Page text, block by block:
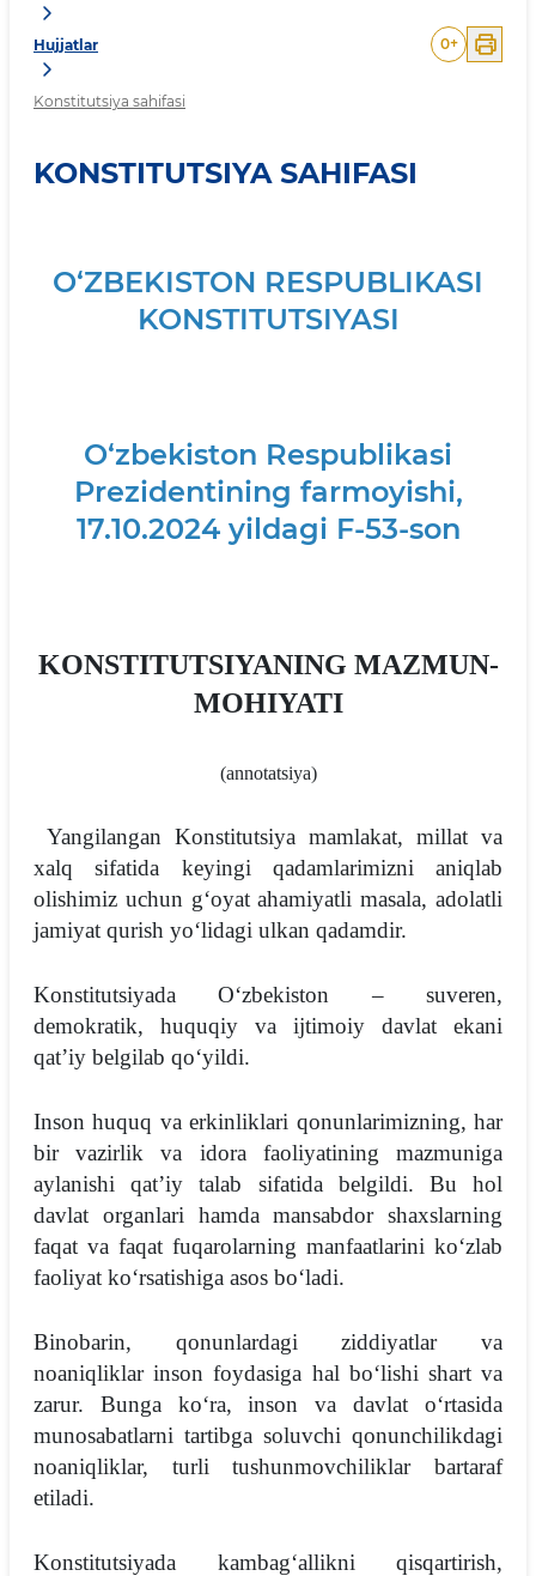
Hujjatlar
Konstitutsiya sahifasi
0+
KONSTITUTSIYA SAHIFASI
O‘ZBEKISTON RESPUBLIKASI
KONSTITUTSIYASI
O‘zbekiston Respublikasi
Prezidentining farmoyishi,
17.10.2024 yildagi F-53-son
KONSTITUTSIYANING MAZMUN-
MOHIYATI
(annotatsiya)
Yangilangan Konstitutsiya mamlakat, millat va
xalq sifatida keyingi qadamlarimizni aniqlab
olishimiz uchun gʻoyat ahamiyatli masala, adolatli
jamiyat qurish yoʻlidagi ulkan qadamdir.
Konstitutsiyada Oʻzbekiston – suveren,
demokratik, huquqiy va ijtimoiy davlat ekani
qatʼiy belgilab qoʻyildi.
Inson huquq va erkinliklari qonunlarimizning, har
bir vazirlik va idora faoliyatining mazmuniga
aylanishi qatʼiy talab sifatida belgildi. Bu hol
davlat organlari hamda mansabdor shaxslarning
faqat va faqat fuqarolarning manfaatlarini koʻzlab
faoliyat koʻrsatishiga asos boʻladi.
Binobarin, qonunlardagi ziddiyatlar va
noaniqliklar inson foydasiga hal boʻlishi shart va
zarur. Bunga koʻra, inson va davlat oʻrtasida
munosabatlarni tartibga soluvchi qonunchilikdagi
noaniqliklar, turli tushunmovchiliklar bartaraf
etiladi.
Konstitutsiyada kambagʻallikni qisqartirish,